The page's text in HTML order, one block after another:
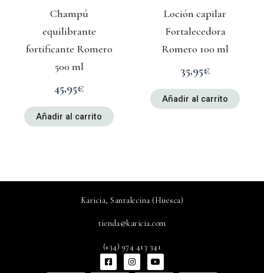
Champú
equilibrante
fortificante Romero
500 ml
45,95€
Añadir al carrito
Loción capilar
Fortalecedora
Romero 100 ml
35,95€
Añadir al carrito
Karicia, Santalecina (Huesca)
tienda@karicia.com
(+34) 974 413 341
F
a
I
n
Y
o